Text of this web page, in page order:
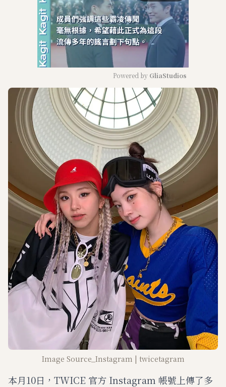
M
u
t
e
Powered by GliaStudios
Image Source_Instagram | twicetagram
本月10日，TWICE 官方 Instagram 帳號上傳了多